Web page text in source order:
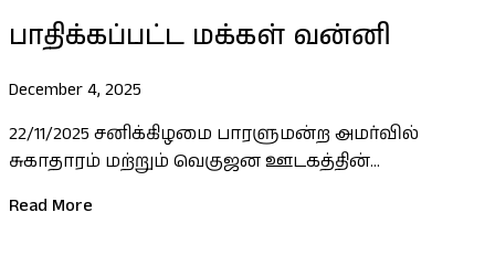
பாதிக்கப்பட்ட மக்கள் வன்னி
December 4, 2025
22/11/2025 சனிக்கிழமை பாரளுமன்ற அமர்வில்
சுகாதாரம் மற்றும் வெகுஜன ஊடகத்தின்...
Read More